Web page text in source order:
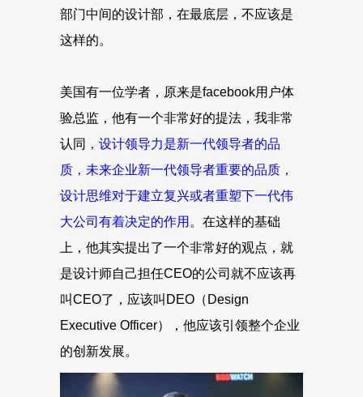
部门中间的设计部，在最底层，不应该是
这样的。
美国有一位学者，原来是facebook用户体
验总监，他有一个非常好的提法，我非常
认同 ，设计领导力是新一代领导者的品
质，未来企业新一代领导者重要的品质，
设计思维对于建立复兴或者重塑下一代伟
大公司有着决定的作用。 在这样的基础
上，他其实提出了一个非常好的观点，就
是设计师自己担任CEO的公司就不应该再
叫CEO了，应该叫DEO（Design
Executive Officer），他应该引领整个企业
的创新发展。